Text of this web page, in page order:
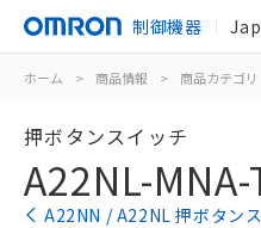
制御機器
ホーム > 商品情報 > 商品カテゴリ
押ボタンスイッチ
A22NL-
A22NN / A22NL 押ボタン